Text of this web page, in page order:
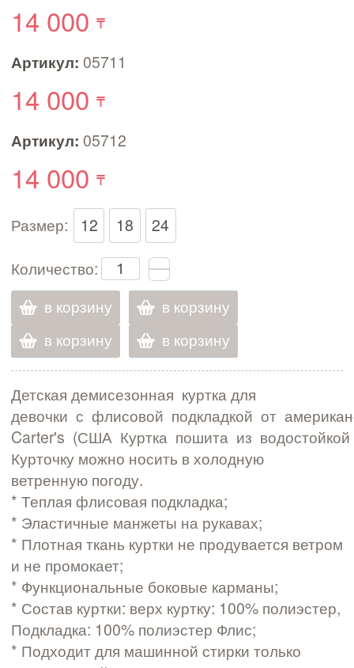
14 000
Артикул: 05711
14 000
Артикул: 05712
14 000
Размер: 12 18
24
Количество:
в корзину
в корзину
в корзину
в корзину
Детская демисезонная куртка для
девочки с флисовой подкладкой от
Carter's (США Куртка пошита из
Курточку можно носить в холодную
ветренную погоду.
* Теплая флисовая подкладка;
* Эластичные манжеты на рукавах;
* Плотная ткань куртки не продувается ветром
и не промокает;
* Функциональные боковые карманы;
* Состав куртки: верх куртку: 100% полиэстер,
Подкладка: 100% полиэстер Флис;
* Подходит для машинной стирки только